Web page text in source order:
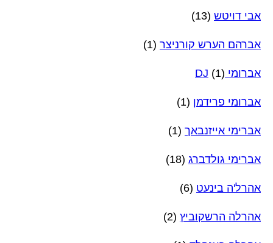
אבי דויטש (13)
אברהם הערש קורניצר (1)
אברומי DJ (1)
אברומי פרידמן (1)
אברימי אייזנבאך (1)
אברימי גולדברג (18)
אהרל'ה בינעט (6)
אהרלה הרשקוביץ (2)